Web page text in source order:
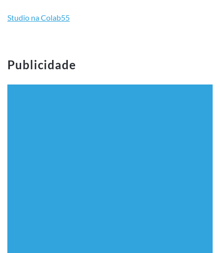
Studio na Colab55
Publicidade